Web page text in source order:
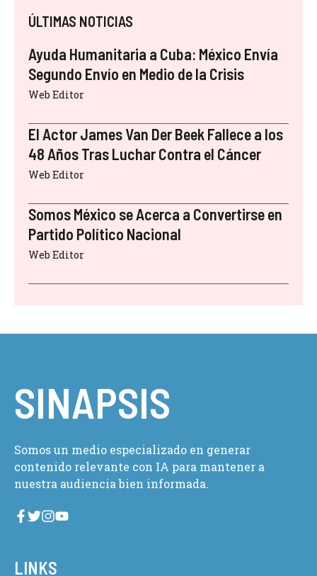
ÚLTIMAS NOTICIAS
Ayuda Humanitaria a Cuba: México Envía
Segundo Envío en Medio de la Crisis
Web Editor
El Actor James Van Der Beek Fallece a los
48 Años Tras Luchar Contra el Cáncer
Web Editor
Somos México se Acerca a Convertirse en
Partido Político Nacional
Web Editor
SINAPSIS
Somos un medio especializado en generar
contenido relevante con IA para mantener a
nuestra audiencia bien informada.
LINKS